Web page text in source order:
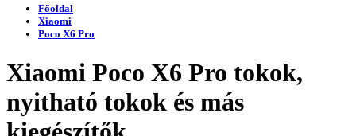
Főoldal
Xiaomi
Poco X6 Pro
Xiaomi Poco X6 Pro tokok,
nyitható tokok és más